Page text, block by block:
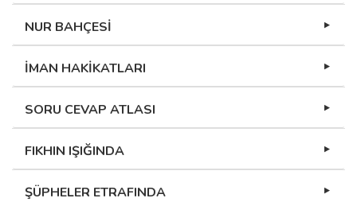
NUR BAHÇESİ
İMAN HAKİKATLARI
SORU CEVAP ATLASI
FIKHIN IŞIĞINDA
ŞÜPHELER ETRAFINDA